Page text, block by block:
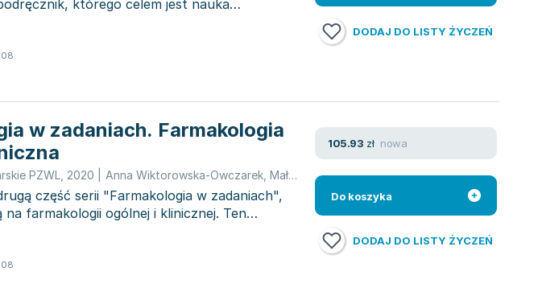
którego celem jest nauka
DODAJ DO LISTY ŻYCZEŃ
w zadaniach. Farmakologia
PZWL 2020 Anna Wiktorowska-Owczarek Małgorzata Berezińska ,opracowanie zbiorowe
część serii "Farmakologia w zadaniach",
farmakologii ogólnej i klinicznej. Ten
105.93 zł nowa
Do koszyka
DODAJ DO LISTY ŻYCZEŃ